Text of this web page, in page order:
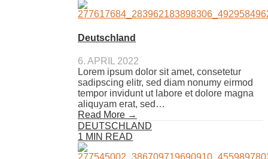
Deutschland
6. APRIL 2022
Lorem ipsum dolor sit amet, consetetur
sadipscing elitr, sed diam nonumy eirmod
tempor invidunt ut labore et dolore magna
aliquyam erat, sed…
Read More →
DEUTSCHLAND
1 MIN READ